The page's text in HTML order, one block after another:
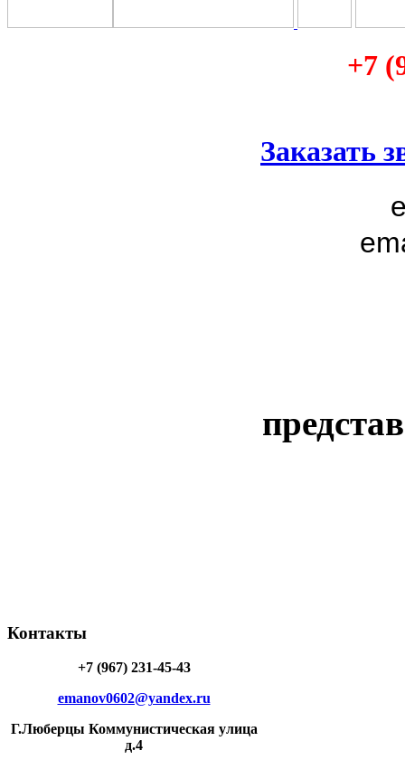
+7
Заказать
Контакты
+7 (967) 231-45-43
emanov0602@yandex.ru
Г.Люберцы Коммунистическая улица
д.4